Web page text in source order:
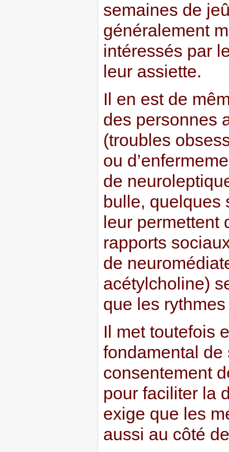
semaines de
généralement
intéressés par
leur assiette.
Il en est de
des personnes
(troubles
ou
de
bulle, quelques
leur permettent
rapports
de
acétylcholine)
que les
Il met toutefois
fondamental de
consentement
pour faciliter la
exige que les
aussi au côté